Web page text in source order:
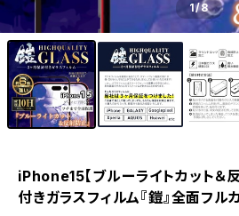
1/8
iPhone15【ブルーライトカット＆反
付きガラスフィルム『鎧』全面フ